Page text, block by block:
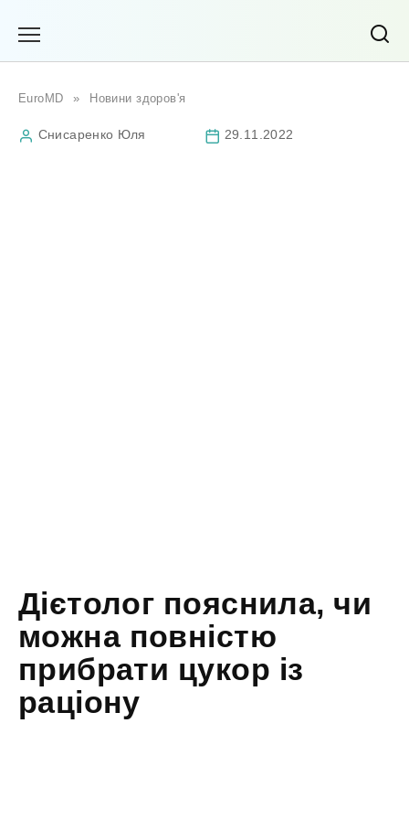
EuroMD » Новини здоров'я
Снисаренко Юля 29.11.2022
Дієтолог пояснила, чи
можна повністю
прибрати цукор із
раціону